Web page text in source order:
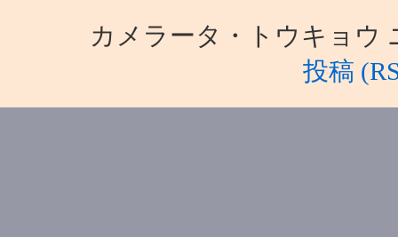
カメラータ・トウキョウ
投稿